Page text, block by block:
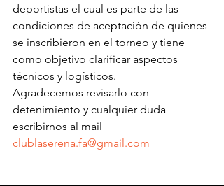
deportistas el cual es parte de las
condiciones de aceptación de quienes
se inscribieron en el torneo y tiene
como objetivo clarificar aspectos
técnicos y logísticos.
Agradecemos revisarlo con
detenimiento y cualquier duda
escribirnos al mail
clublaserena.fa@gmail.com